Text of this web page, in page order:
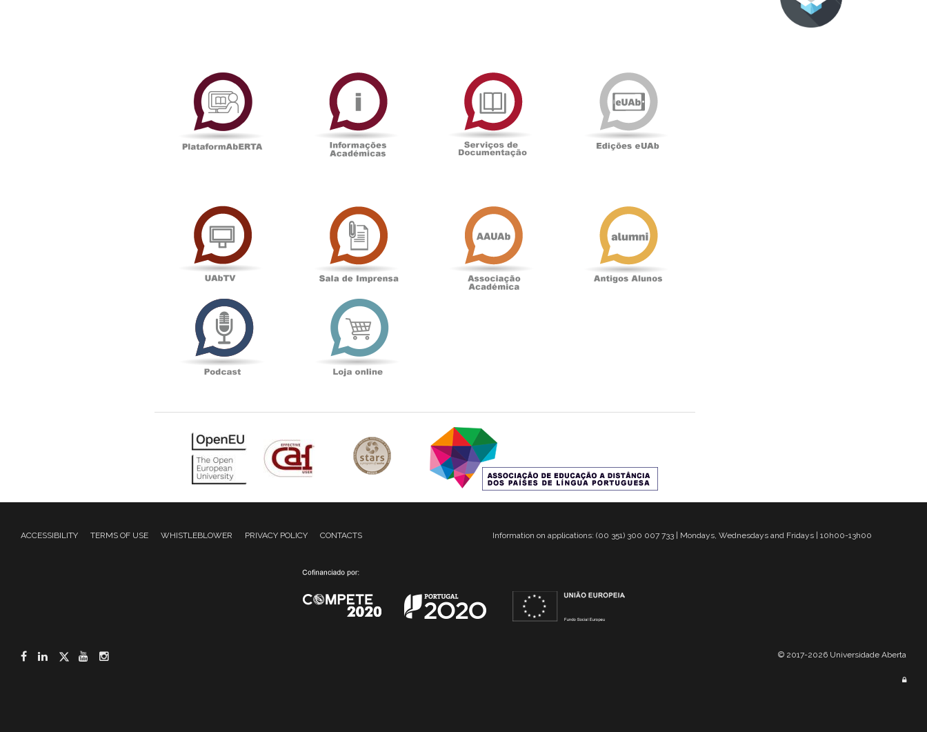
PlataformAberta
Académicas
Documentação
ACCESSIBILITY TERMS OF USE WHISTLEBLOWER PRIVACY POLICY CONTACTS Information on applications: (00 351) 300 007 733 | Mondays, Wednesdays and Fridays | 10h00-13h00
Facebook
LinkedIn
Twitter
YouTube © 2017-2026 Universidade Aberta